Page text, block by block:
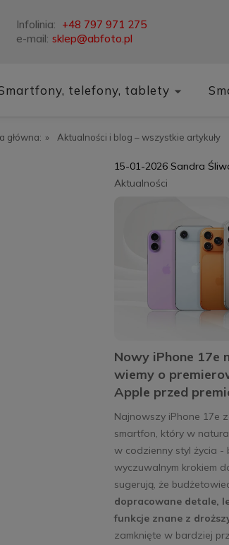
Infolinia: +48 797 971 275
e-mail: sklep@abfoto.pl
telefony, tablety
główna: » Aktualności i blog – wszystkie artykuły
Nowy iPhone 17e
wiemy o
Apple przed
15-01-2026 Sandra
Aktualności
Najnowszy iPhone 17e
smartfon, który w
w codzienny styl życia -
wyczuwalnym krokiem
sugerują, że
dopracowane detale,
funkcje znane z
zamknięte w bardziej